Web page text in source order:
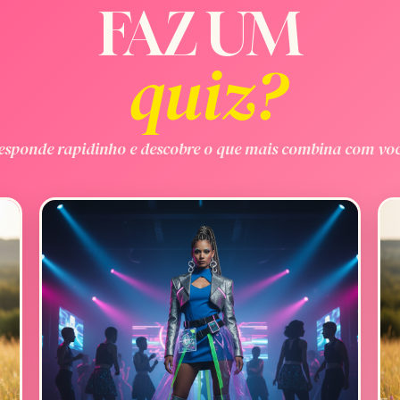
FAZ UM
quiz?
rapidinho e descobre o que mais combina com